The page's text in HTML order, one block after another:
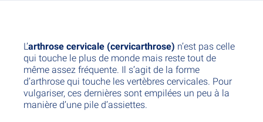
L’arthrose cervicale (cervicarthrose) n’est pas celle
qui touche le plus de monde mais reste tout de
même assez fréquente. Il s’agit de la forme
d’arthrose qui touche les vertèbres cervicales. Pour
vulgariser, ces dernières sont empilées un peu à la
manière d’une pile d’assiettes.